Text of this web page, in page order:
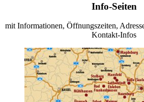
Info-Seiten
mit Informationen, Öffnungszeiten,
Kontakt-Infos